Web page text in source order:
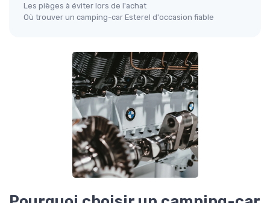
Les pièges à éviter lors de l'achat
Où trouver un camping-car Esterel d'occasion fiable